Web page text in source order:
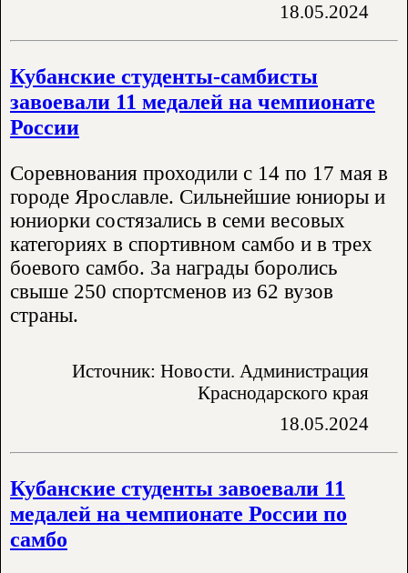
18.05.2024
Кубанские студенты-самбисты
завоевали 11 медалей на чемпионате
России
Соревнования проходили с 14 по 17 мая в
городе Ярославле. Сильнейшие юниоры и
юниорки состязались в семи весовых
категориях в спортивном самбо и в трех
боевого самбо. За награды боролись
свыше 250 спортсменов из 62 вузов
страны.
Источник: Новости. Администрация
Краснодарского края
18.05.2024
Кубанские студенты завоевали 11
медалей на чемпионате России по
самбо